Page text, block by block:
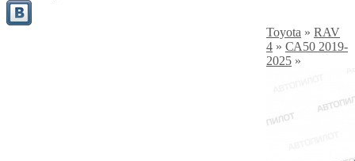
Toyota » RAV
4 » СА50 2019-
2025 »